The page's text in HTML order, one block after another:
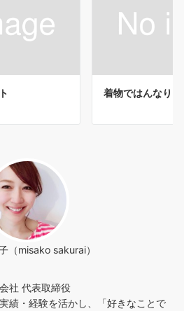
着物ではんなり
（misako sakurai）
社 代表取締役
績・経験を活かし、「好きなことで